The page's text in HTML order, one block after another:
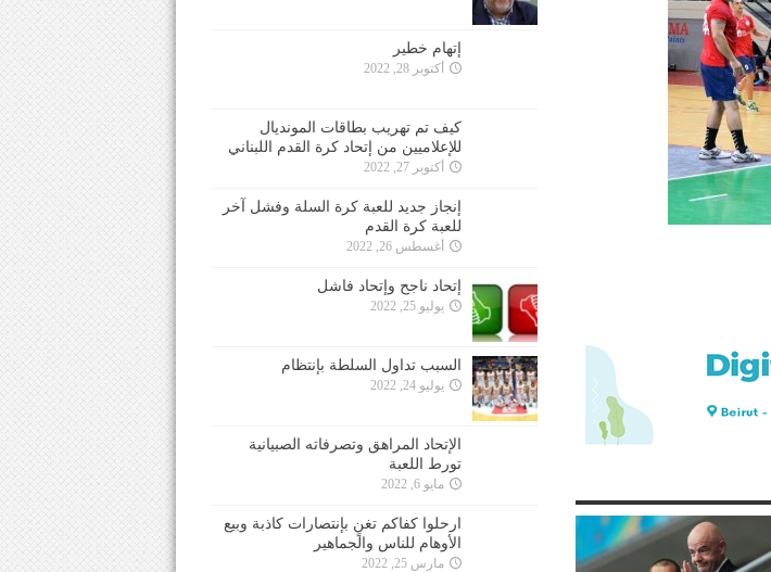
إتهام خطير
أكتوبر 28, 2022
كيف تم تهريب بطاقات المونديال
للإعلاميين من إتحاد كرة القدم اللبناني
أكتوبر 27, 2022
إنجاز جديد للعبة كرة السلة وفشل آخر
للعبة كرة القدم
أغسطس 26, 2022
إتحاد ناجح وإتحاد فاشل
يوليو 25, 2022
السبب تداول السلطة بإنتظام
يوليو 24, 2022
الإتحاد المراهق وتصرفاته الصبيانية
تورط اللعبة
مايو 6, 2022
ارحلوا كفاكم تغنٍ بإنتصارات كاذبة وبيع
الأوهام للناس والجماهير
مارس 25, 2022